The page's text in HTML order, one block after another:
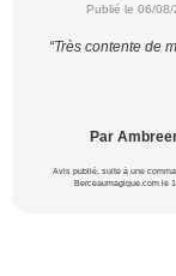
Publié le 06/08/
“Très contente de
Par
Avis publié, suite à une
Berceaumagique.com le